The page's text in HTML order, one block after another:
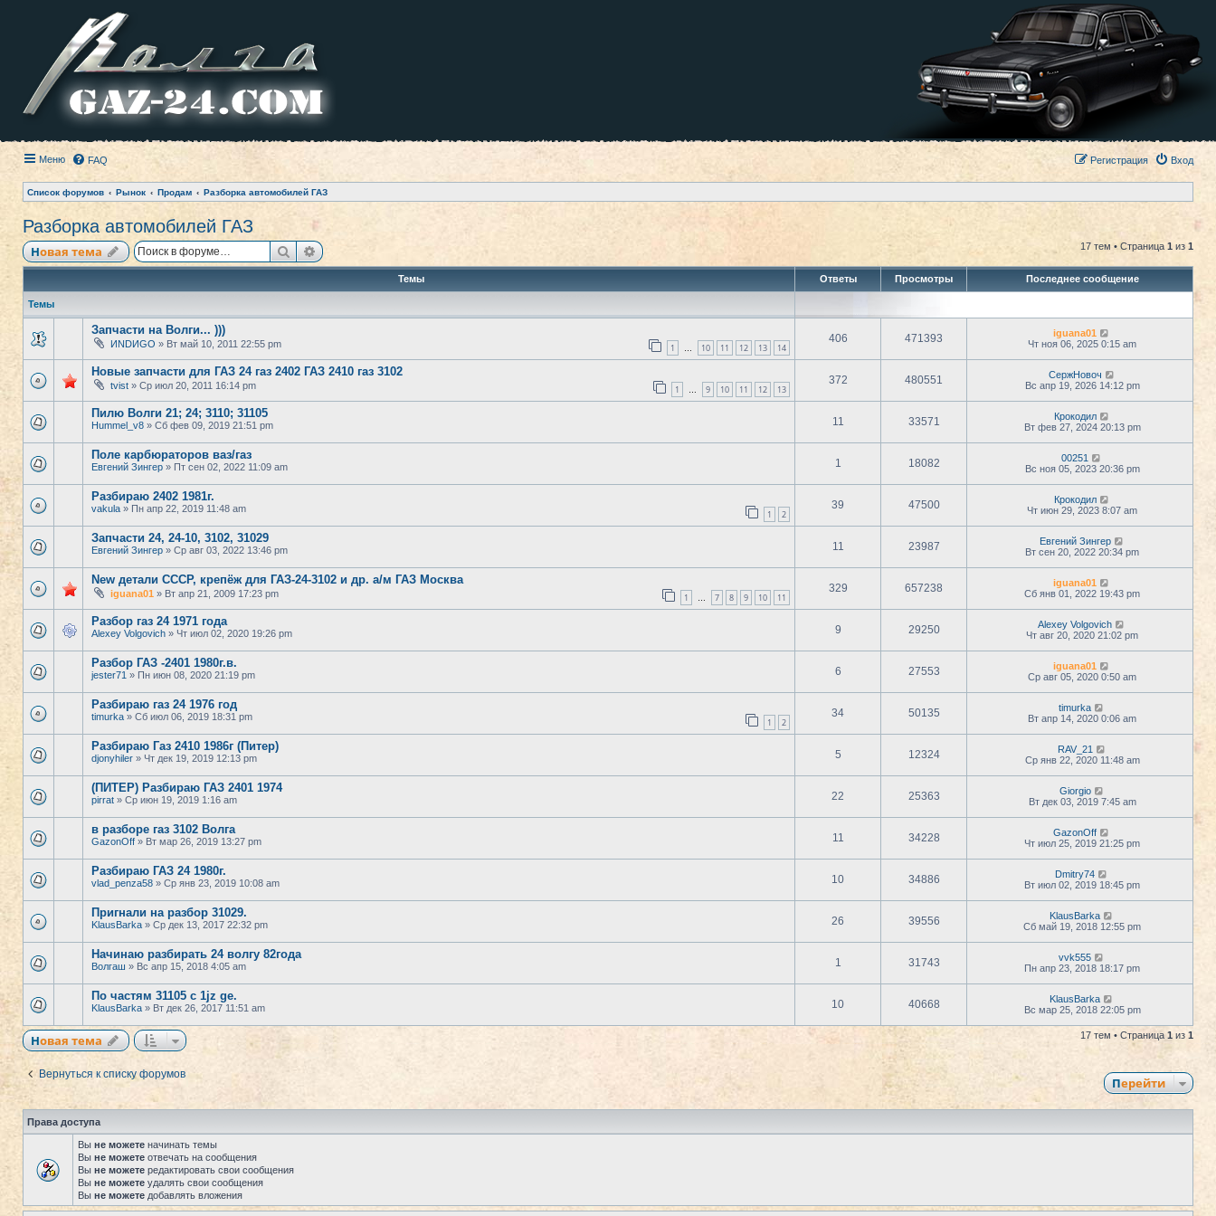
Меню FAQ Вход
Регистрация
Список форумов Рынок Продам Разборка автомобилей ГАЗ
Разборка автомобилей ГАЗ
Новая тема ПоискРасширенный поиск 17 тем • Страница 1 из 1
Темы Ответы Просмотры Последнее сообщение
Темы
Запчасти на Волги... )))
ИNDИGО » Вт май 10, 2011 22:55 pm 1 … 10 11 12 13 14
406 471393
iguana01
Чт ноя 06, 2025 0:15 am
Новые запчасти для ГАЗ 24 газ 2402 ГАЗ 2410 газ 3102
tvist » Ср июл 20, 2011 16:14 pm 1 … 9 10 11 12 13
372 480551
СержНовоч
Вс апр 19, 2026 14:12 pm
Пилю Волги 21; 24; 3110; 31105
Hummel_v8 » Сб фев 09, 2019 21:51 pm 11 33571
Крокодил
Вт фев 27, 2024 20:13 pm
Поле карбюраторов ваз/газ
Евгений Зингер » Пт сен 02, 2022 11:09 am 1 18082
00251
Вс ноя 05, 2023 20:36 pm
Разбираю 2402 1981г.
vakula » Пн апр 22, 2019 11:48 am 1 2
39 47500
Крокодил
Чт июн 29, 2023 8:07 am
Запчасти 24, 24-10, 3102, 31029
Евгений Зингер » Ср авг 03, 2022 13:46 pm 11 23987
Евгений Зингер
Вт сен 20, 2022 20:34 pm
New детали СССР, крепёж для ГАЗ-24-3102 и др. а/м ГАЗ Москва
iguana01 » Вт апр 21, 2009 17:23 pm 1 … 7 8 9 10 11
329 657238
iguana01
Сб янв 01, 2022 19:43 pm
Разбор газ 24 1971 года
Alexey Volgovich » Чт июл 02, 2020 19:26 pm 9 29250
Alexey Volgovich
Чт авг 20, 2020 21:02 pm
Разбор ГАЗ -2401 1980г.в.
jester71 » Пн июн 08, 2020 21:19 pm 6 27553
iguana01
Ср авг 05, 2020 0:50 am
Разбираю газ 24 1976 год
timurka » Сб июл 06, 2019 18:31 pm 1 2
34 50135
timurka
Вт апр 14, 2020 0:06 am
Разбираю Газ 2410 1986г (Питер)
djonyhiler » Чт дек 19, 2019 12:13 pm 5 12324
RAV_21
Ср янв 22, 2020 11:48 am
(ПИТЕР) Разбираю ГАЗ 2401 1974
pirrat » Ср июн 19, 2019 1:16 am 22 25363
Giorgio
Вт дек 03, 2019 7:45 am
в разборе газ 3102 Волга
GazonOff » Вт мар 26, 2019 13:27 pm 11 34228
GazonOff
Чт июл 25, 2019 21:25 pm
Разбираю ГАЗ 24 1980г.
vlad_penza58 » Ср янв 23, 2019 10:08 am 10 34886
Dmitry74
Вт июл 02, 2019 18:45 pm
Пригнали на разбор 31029.
KlausBarka » Ср дек 13, 2017 22:32 pm 26 39556
KlausBarka
Сб май 19, 2018 12:55 pm
Начинаю разбирать 24 волгу 82года
Волгаш » Вс апр 15, 2018 4:05 am 1 31743
vvk555
Пн апр 23, 2018 18:17 pm
По частям 31105 с 1jz ge.
KlausBarka » Вт дек 26, 2017 11:51 am 10 40668
KlausBarka
Вс мар 25, 2018 22:05 pm
Новая тема 17 тем • Страница 1 из 1
Вернуться к списку форумов
Перейти
Права доступа
Вы не можете начинать темы
Вы не можете отвечать на сообщения
Вы не можете редактировать свои сообщения
Вы не можете удалять свои сообщения
Вы не можете добавлять вложения